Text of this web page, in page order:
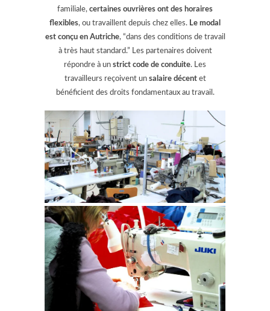
familiale, certaines ouvrières ont des horaires
flexibles, ou travaillent depuis chez elles. Le modal
est conçu en Autriche, “dans des conditions de travail
à très haut standard.” Les partenaires doivent
répondre à un strict code de conduite. Les
travailleurs reçoivent un salaire décentet
bénéficient des droits fondamentaux au travail.